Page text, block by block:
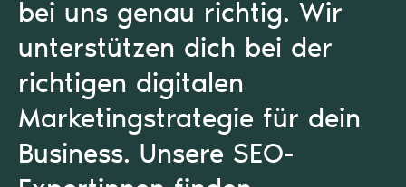
bei uns genau richtig. Wir
unterstützen dich bei der
richtigen digitalen
Marketingstrategie für dein
Business. Unsere SEO-